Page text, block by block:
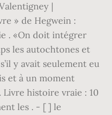
|
» de Hegwein :
. «On doit intégrer
les autochtones et
y avait seulement eu
et à un moment
histoire vraie : 10
les . - [ ] le